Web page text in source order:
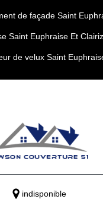
de façade Saint
Saint Euphraise Et
de velux Saint
indisponible